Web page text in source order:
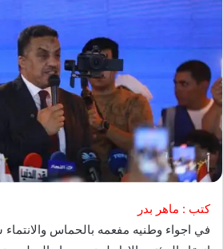
كتب : ماهر بدر
في اجواء وطنيه مفعمه بالحماس